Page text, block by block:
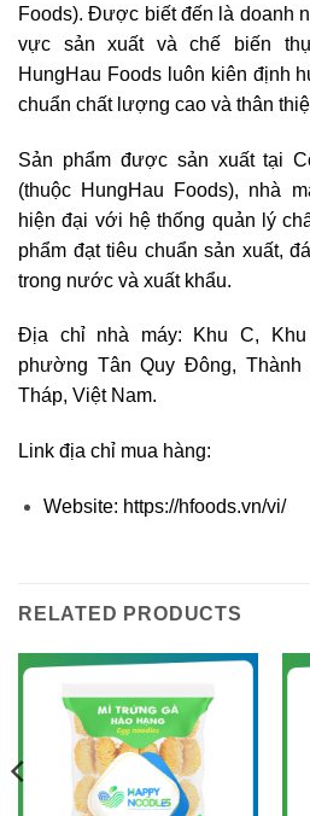
Foods). Được biết đến là doanh
vực sản xuất và chế biến
HungHau Foods luôn kiên định
chuẩn chất lượng cao và thân
Sản phẩm được sản xuất tại
(thuộc HungHau Foods), nhà
hiện đại với hệ thống quản lý
phẩm đạt tiêu chuẩn sản xuất,
trong nước và xuất khẩu.
Địa chỉ nhà máy: Khu C,
phường Tân Quy Đông,
Tháp, Việt Nam.
Link địa chỉ mua hàng:
Website: https://hfoods.vn/vi/
RELATED PRODUCTS